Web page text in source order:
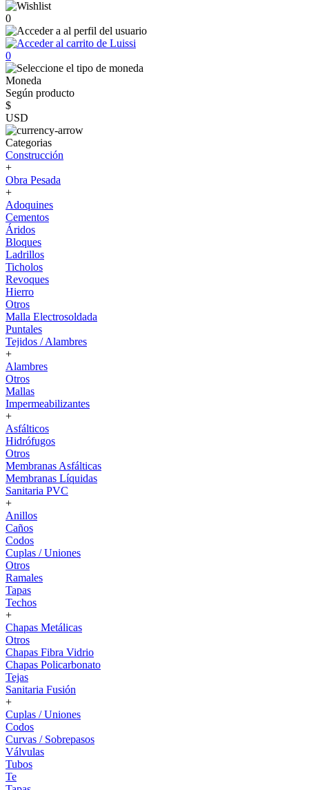
0
0
Moneda
Según producto
$
USD
Categorias
Construcción
+
Obra Pesada
+
Adoquines
Cementos
Áridos
Bloques
Ladrillos
Ticholos
Revoques
Hierro
Otros
Malla Electrosoldada
Puntales
Tejidos / Alambres
+
Alambres
Otros
Mallas
Impermeabilizantes
+
Asfálticos
Hidrófugos
Otros
Membranas Asfálticas
Membranas Líquidas
Sanitaria PVC
+
Anillos
Caños
Codos
Cuplas / Uniones
Otros
Ramales
Tapas
Techos
+
Chapas Metálicas
Otros
Chapas Fibra Vidrio
Chapas Policarbonato
Tejas
Sanitaria Fusión
+
Cuplas / Uniones
Codos
Curvas / Sobrepasos
Válvulas
Tubos
Te